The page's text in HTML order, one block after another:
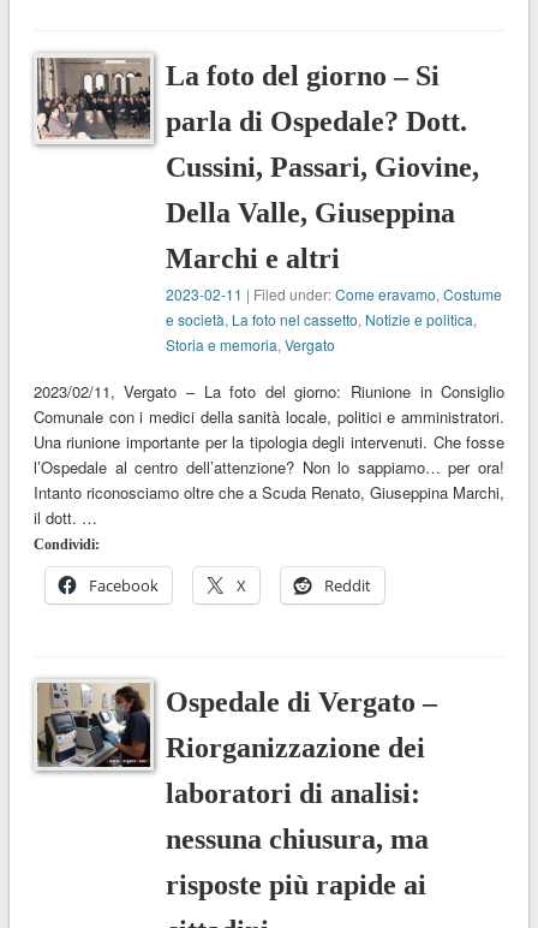
La foto del giorno – Si
parla di Ospedale? Dott.
Cussini, Passari, Giovine,
Della Valle, Giuseppina
Marchi e altri
2023-02-11 | Filed under:Come eravamo,Costume
e società, La foto nel cassetto, Notizie e politica,
Storia e memoria,Vergato
2023/02/11, Vergato – La foto del giorno: Riunione in Consiglio
Comunale con i medici della sanità locale, politici e amministratori.
Una riunione importante per la tipologia degli intervenuti. Che fosse
l’Ospedale al centro dell’attenzione? Non lo sappiamo… per ora!
Intanto riconosciamo oltre che a Scuda Renato, Giuseppina Marchi,
il dott. …
Condividi:
Facebook X Reddit
Ospedale di Vergato –
Riorganizzazione dei
laboratori di analisi:
nessuna chiusura, ma
risposte più rapide ai